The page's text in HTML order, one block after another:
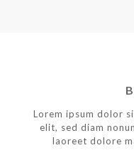
Lorem ipsum dolor
elit, sed diam
laoreet dolore